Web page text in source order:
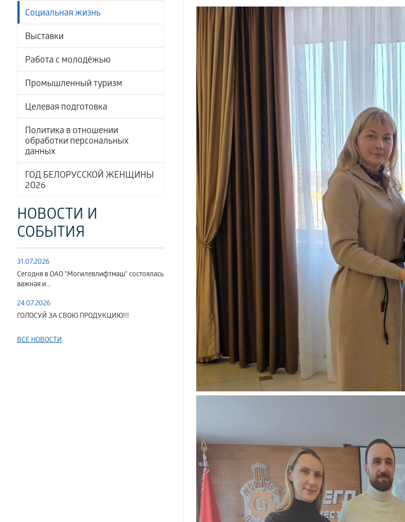
Социальная жизнь
Выставки
Работа с молодёжью
Промышленный туризм
Целевая подготовка
Политика в отношении
обработки персональных
данных
ГОД БЕЛОРУССКОЙ ЖЕНЩИНЫ
2026
НОВОСТИ И
СОБЫТИЯ
31.07.2026
Сегодня в ОАО "Могилевлифтмаш" состоялась
важная и...
24.07.2026
ГОЛОСУЙ ЗА СВОЮ ПРОДУКЦИЮ!!!
ВСЕ НОВОСТИ